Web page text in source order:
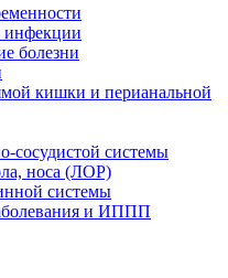
инфекции
болезни
кишки и перианальной
сосудистой системы
носа (ЛОР)
системы
и ИППП